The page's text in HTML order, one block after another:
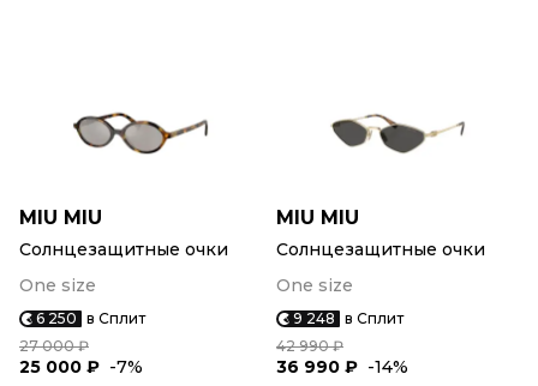
MIU MIU
Солнцезащитные очки
One size
6 250 в Сплит
27 000 ₽
25 000 ₽ -7%
MIU MIU
Солнцезащитные очки
One size
9 248 в Сплит
42 990 ₽
36 990 ₽ -14%